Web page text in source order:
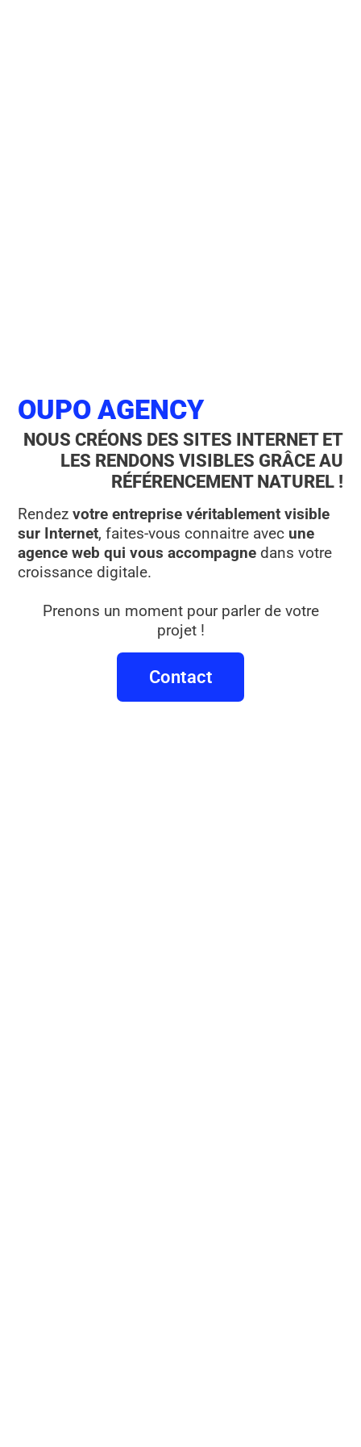
OUPO AGENCY
NOUS CRÉONS DES SITES INTERNET ET
LES RENDONS VISIBLES GRÂCE AU
RÉFÉRENCEMENT NATUREL !
Rendezvotre entreprise véritablement visible
sur Internet, faites-vous connaitre avec une
agence web qui vous accompagne dans votre
croissance digitale.
Prenons un moment pour parler de votre
projet !
Contact